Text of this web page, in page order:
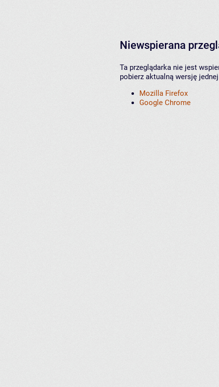
Niewspierana
Ta przeglądarka nie jest
pobierz aktualną wersję
Mozilla Firefox
Google Chrome